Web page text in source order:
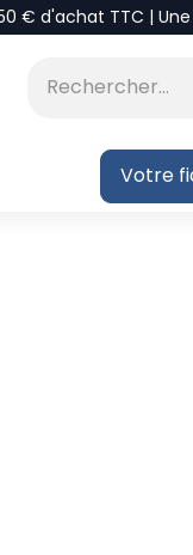
€ d'achat TTC |
Votre